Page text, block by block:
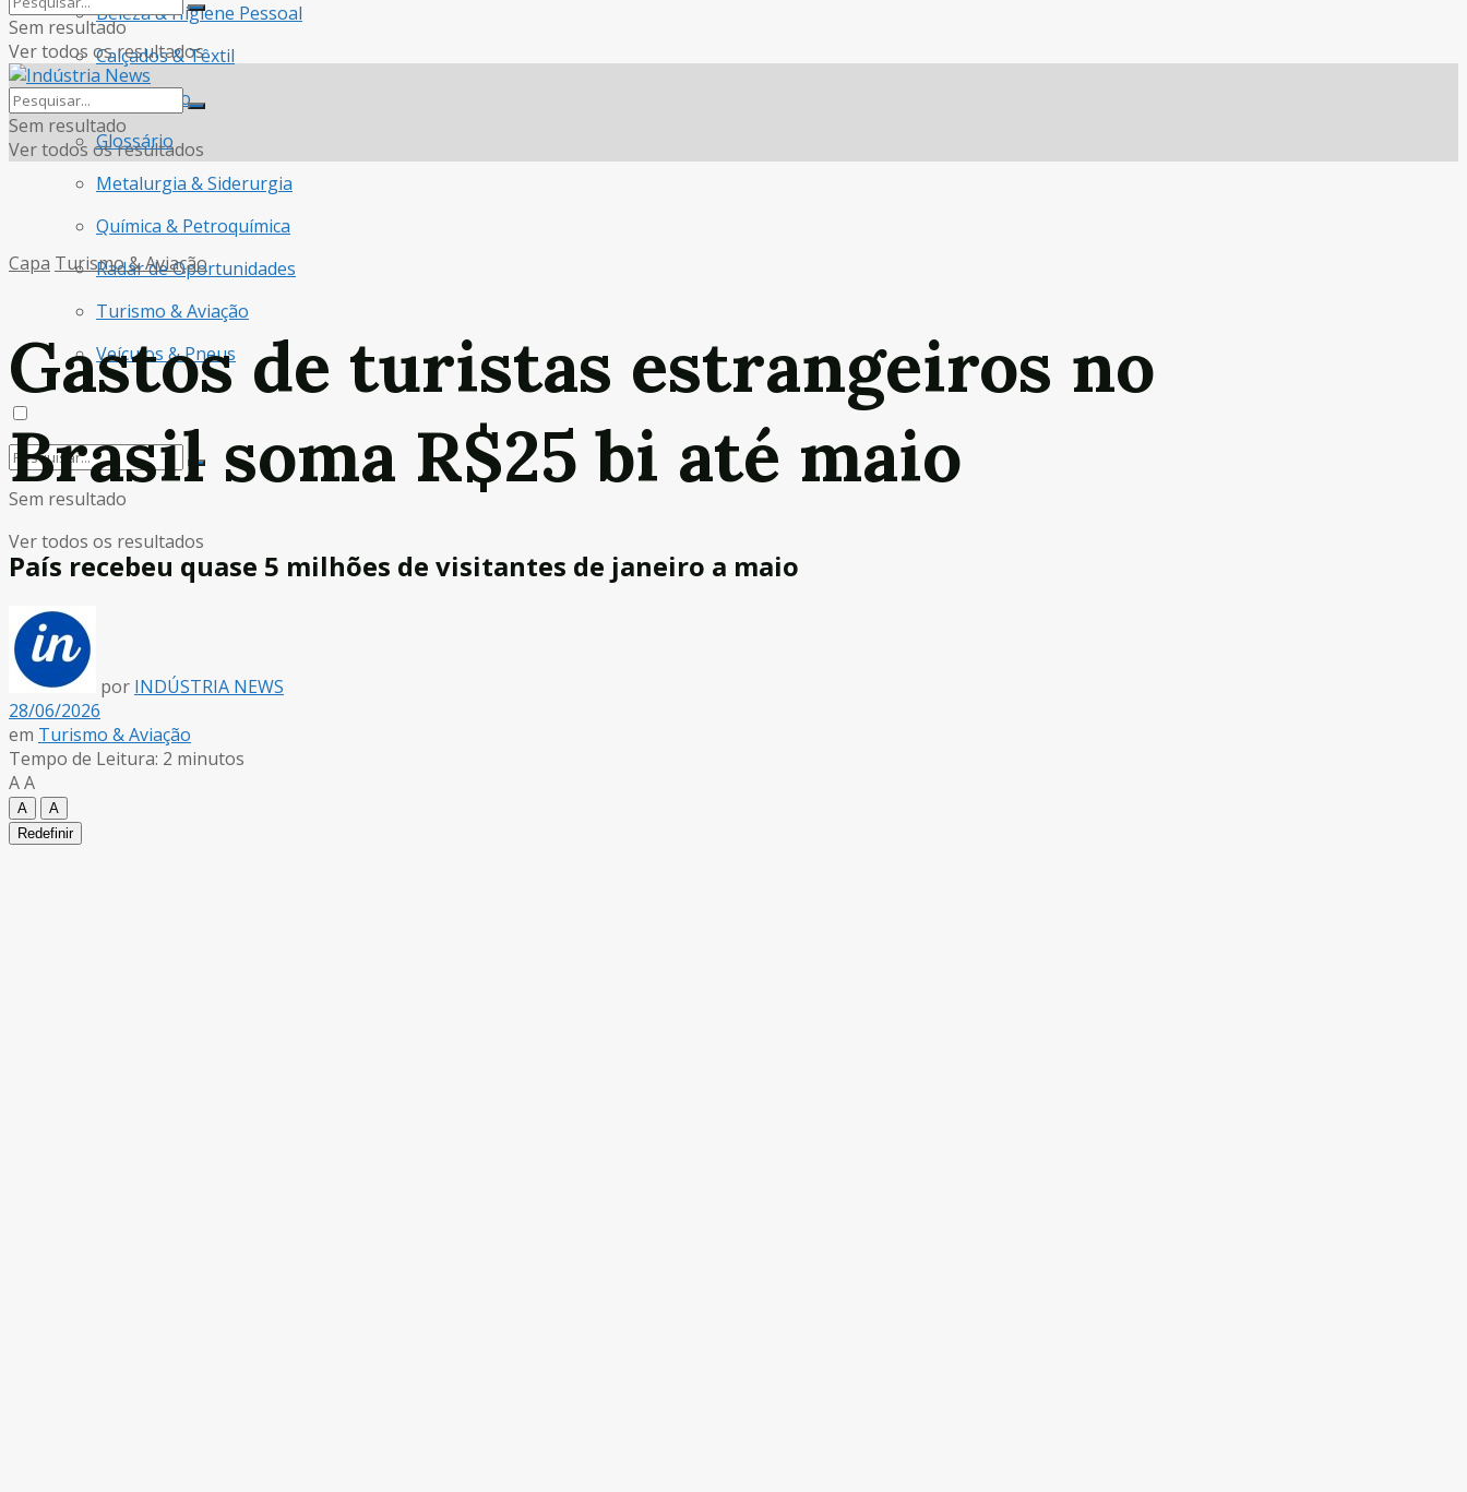
Beleza & Higiene Pessoal
Calçados & Têxtil
Construção
Glossário
Metalurgia & Siderurgia
Química & Petroquímica
Radar de Oportunidades
Turismo & Aviação
Veículos & Pneus
Sem resultado
Ver todos os resultados
Sem resultado
Ver todos os resultados
Sem resultado
Ver todos os resultados
Capa Turismo & Aviação
Gastos de turistas estrangeiros no
Brasil soma R$25 bi até maio
País recebeu quase 5 milhões de visitantes de janeiro a maio
por INDÚSTRIA NEWS
28/06/2026
em Turismo & Aviação
Tempo de Leitura: 2 minutos
AA
A
A
Redefinir